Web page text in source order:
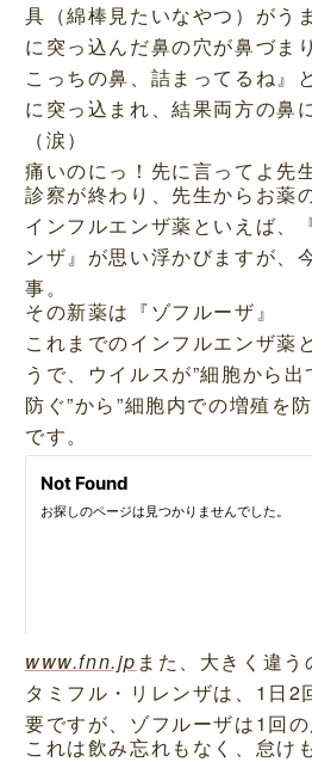
具（綿棒見たいなやつ）がう
に突っ込んだ鼻の穴が鼻づま
こっちの鼻、詰まってるね』
に突っ込まれ、結果両方の鼻
（涙）
痛いのにっ！先に言ってよ先
診察が終わり、先生からお薬
インフルエンザ薬といえば、
ンザ』が思い浮かびますが、
事。
その新薬は『ゾフルーザ』
これまでのインフルエンザ薬
うで、ウイルスが”細胞から
防ぐ”から”細胞内での増殖を
です。
www.fnn.jp また、大きく違う
タミフル・リレンザは、1日2
要ですが、ゾフルーザは1回の
これは飲み忘れもなく、怠け